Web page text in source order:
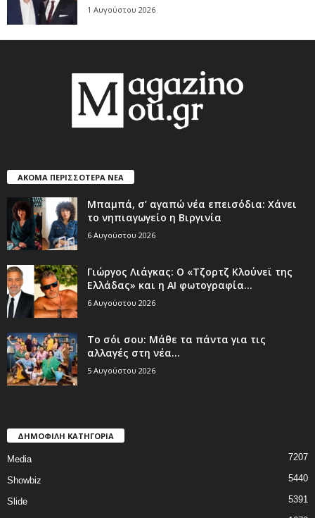
1 Αυγούστου 2026
ΑΚΟΜΑ ΠΕΡΙΣΣΟΤΕΡΑ ΝΕΑ
Μπαμπά, σ’ αγαπώ νέα επεισόδια: Χάνει
το νηπιαγωγείο η Βιργινία
6 Αυγούστου 2026
Γιώργος Λιάγκας: Ο «Τζορτζ Κλούνεϊ της
Ελλάδας» και η AI φωτογραφία...
6 Αυγούστου 2026
Το σόι σου: Μάθε τα πάντα για τις
αλλαγές στη νέα...
5 Αυγούστου 2026
ΔΗΜΟΦΙΛΗ ΚΑΤΗΓΟΡΙΑ
Media 7207
Showbiz 5440
Slide 5391